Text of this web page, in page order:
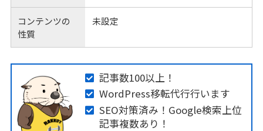
コンテンツの
性質
未設定
記事数100以上！
WordPress移転代行行います
SEO対策済み！Google検索上位
記事複数あり！